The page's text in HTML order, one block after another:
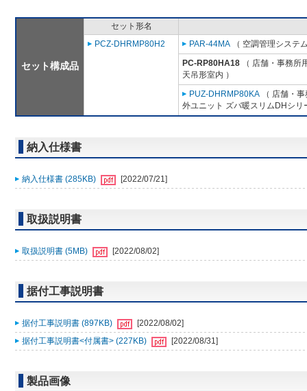
セット構成品
セット形名
PCZ-DHRMP80H2
PAR-44MA （ 空調管理システ
PC-RP80HA18 （ 店舗・事務所
天吊形室内 ）
PUZ-DHRMP80KA （ 店舗・
外ユニット ズバ暖スリムDHシリ
納入仕様書
納入仕様書 (285KB) [2022/07/21]
取扱説明書
取扱説明書 (5MB) [2022/08/02]
据付工事説明書
据付工事説明書 (897KB)
[2022/08/02]
据付工事説明書<付属書> (227KB)
[2022/08/31]
製品画像